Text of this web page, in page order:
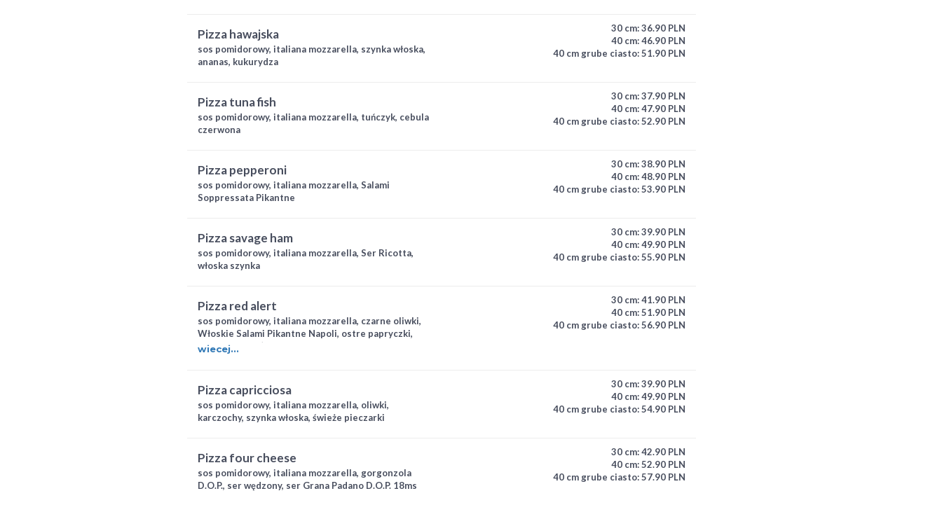
pizza hawajska
sos pomidorowy, italiana mozzarella, szynka włoska,
ananas, kukurydza
30 cm:36.90 PLN
40 cm:46.90 PLN
40 cm grube ciasto:51.90 PLN
pizza tuna fish
sos pomidorowy, italiana mozzarella, tuńczyk, cebula
czerwona
30 cm:37.90 PLN
40 cm:47.90 PLN
40 cm grube ciasto:52.90 PLN
pizza pepperoni
sos pomidorowy, italiana mozzarella, Salami
Soppressata Pikantne
30 cm:38.90 PLN
40 cm:48.90 PLN
40 cm grube ciasto:53.90 PLN
pizza savage ham
sos pomidorowy, italiana mozzarella, Ser Ricotta,
włoska szynka
30 cm:39.90 PLN
40 cm:49.90 PLN
40 cm grube ciasto:55.90 PLN
pizza red alert
sos pomidorowy, italiana mozzarella, czarne oliwki,
Włoskie Salami Pikantne Napoli, ostre papryczki,
cebula, n'duja (bardzo ostra kalabryjska, miękka
wiecej...
30 cm:41.90 PLN
40 cm:51.90 PLN
40 cm grube ciasto:56.90 PLN
pizza capricciosa
sos pomidorowy, italiana mozzarella, oliwki,
karczochy, szynka włoska, świeże pieczarki
30 cm:39.90 PLN
40 cm:49.90 PLN
40 cm grube ciasto:54.90 PLN
pizza four cheese
sos pomidorowy, italiana mozzarella, gorgonzola
D.O.P., ser wędzony, ser Grana Padano D.O.P. 18ms
30 cm:42.90 PLN
40 cm:52.90 PLN
40 cm grube ciasto:57.90 PLN